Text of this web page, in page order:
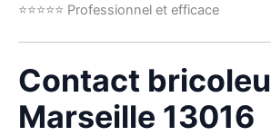
⭐⭐⭐⭐⭐ Professionnel et efficace
Contact
Marseille 13016